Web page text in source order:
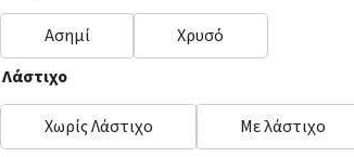
Ασημί
Χρυσό
Λάστιχο
Χωρίς Λάστιχο
Με λάστιχο